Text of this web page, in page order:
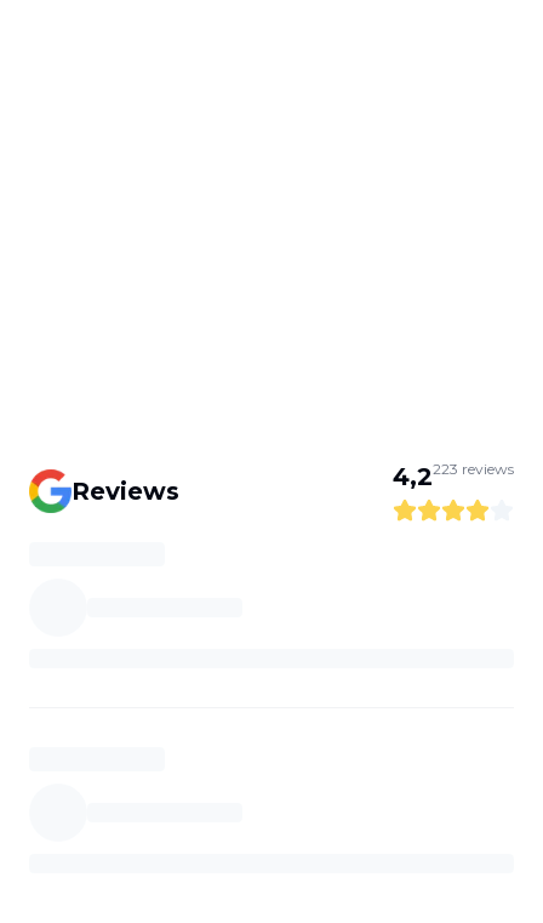
Reviews 4,2223 reviews